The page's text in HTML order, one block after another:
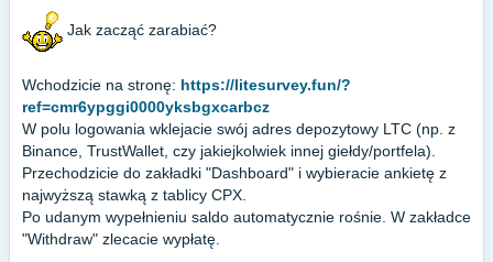
Jak zacząć zarabiać?
Wchodzicie na stronę: https://litesurvey.fun/?
ref=cmr6ypggi0000yksbgxcarbcz
W polu logowania wklejacie swój adres depozytowy LTC (np. z
Binance, TrustWallet, czy jakiejkolwiek innej giełdy/portfela).
Przechodzicie do zakładki "Dashboard" i wybieracie ankietę z
najwyższą stawką z tablicy CPX.
Po udanym wypełnieniu saldo automatycznie rośnie. W zakładce
"Withdraw" zlecacie wypłatę.